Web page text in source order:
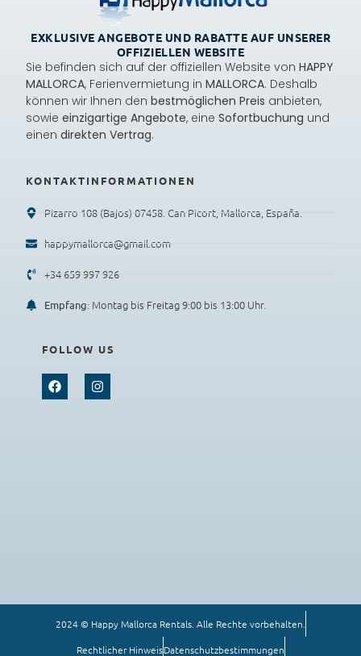
EXKLUSIVE ANGEBOTE UND RABATTE AUF UNSERER
OFFIZIELLEN WEBSITE
Sie befinden sich auf der offiziellen Website vonHAPPY
MALLORCA, Ferienvermietung inMALLORCA. Deshalb
können wir Ihnen denbestmöglichen Preis anbieten,
sowieeinzigartige Angebote, eineSofortbuchung und
einendirekten Vertrag.
KONTAKTINFORMATIONEN
Pizarro 108 (Bajos) 07458. Can Picort, Mallorca, España.
happymallorca@gmail.com
+34 659 997 926
Empfang: Montag bis Freitag 9:00 bis 13:00 Uhr.
FOLLOW US
2024 © Happy Mallorca Rentals. Alle Rechte vorbehalten.
Rechtlicher HinweisDatenschutzbestimmungen